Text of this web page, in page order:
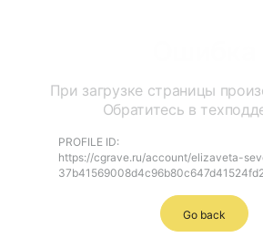
При загрузке страницы
Обратитесь в
PROFILE ID:
https://cgrave.ru/account/elizaveta-
Go back